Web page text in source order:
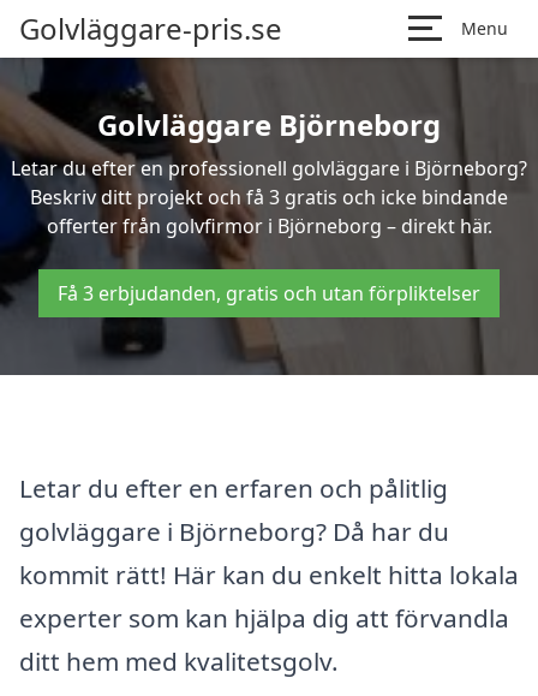
Golvläggare-pris.se Menu
Golvläggare Björneborg
Letar du efter en professionell golvläggare i Björneborg?
Beskriv ditt projekt och få 3 gratis och icke bindande
offerter från golvfirmor i Björneborg – direkt här.
Få 3 erbjudanden, gratis och utan förpliktelser
Letar du efter en erfaren och pålitlig
golvläggare i Björneborg? Då har du
kommit rätt! Här kan du enkelt hitta lokala
experter som kan hjälpa dig att förvandla
ditt hem med kvalitetsgolv.